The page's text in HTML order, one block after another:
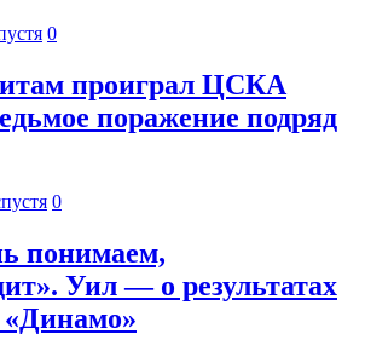
0
проиграл ЦСКА
поражение подряд
0
понимаем,
Уил — о результатах
«Динамо»